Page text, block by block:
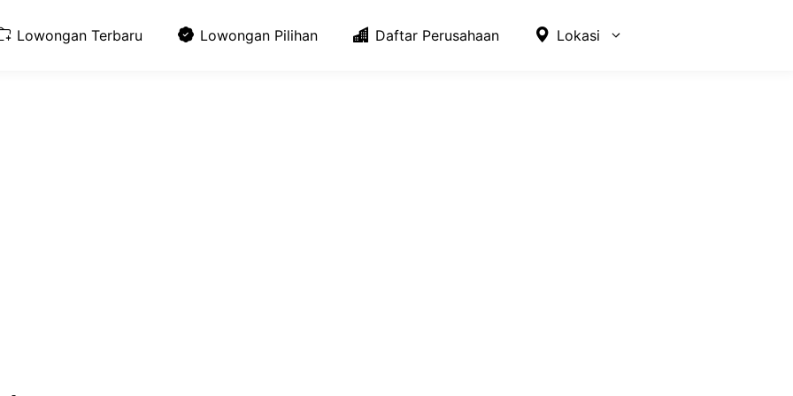
Lowongan Terbaru Lowongan Pilihan Daftar Perusahaan Lokasi